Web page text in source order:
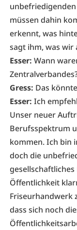
müssen dahin
erkennt, was
sagt ihm, was wir
Esser: Wann
Gress: Das
Esser: Ich
Unser neuer
Berufsspektrum
kommen. Ich bin
doch die
Öffentlichkeit
Friseurhandwerk
dass sich noch